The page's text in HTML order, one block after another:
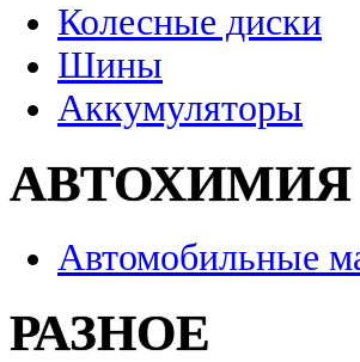
Колесные диски
Шины
Аккумуляторы
АВТОХИМИЯ
Автомобильные
РАЗНОЕ